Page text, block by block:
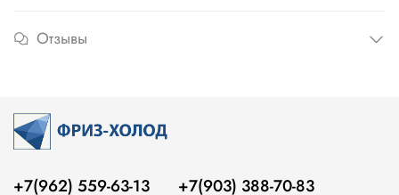
Отзывы
+7(962) 559-63-13 +7(903) 388-70-83